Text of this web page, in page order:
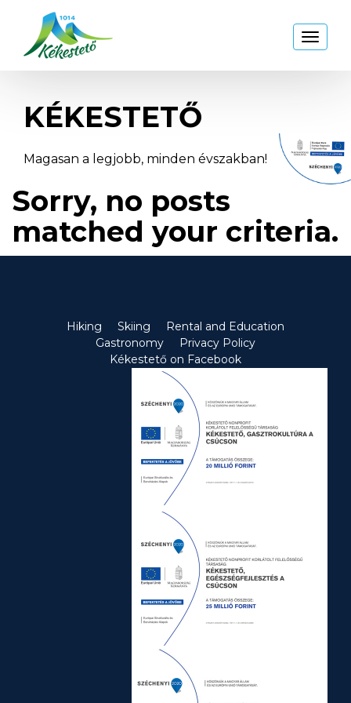
KÉKESTETŐ
Magasan a legjobb, minden évszakban!
Sorry, no posts
matched your criteria.
Hiking Skiing
Rental and Education
Gastronomy
Privacy Policy
Kékestető on Facebook